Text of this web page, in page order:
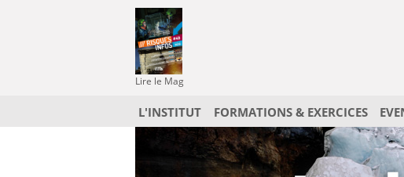
Lire le Mag
L'INSTITUT FORMATIONS & EXERCICES